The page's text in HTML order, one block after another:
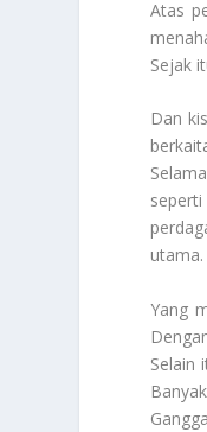
Atas
Sejak
Dan
utama.
Yang
Selain